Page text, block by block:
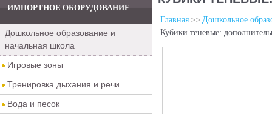
ИМПОРТНОЕ ОБОРУДОВАНИЕ
Дошкольное образование и
начальная школа
Игровые зоны
Тренировка дыхания и речи
Вода и песок
Главная
Дошкольное
Кубики теневые: